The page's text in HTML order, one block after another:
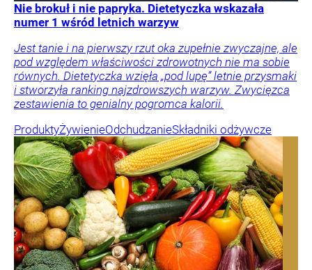
Nie brokuł i nie papryka. Dietetyczka wskazała
numer 1 wśród letnich warzyw
Jest tanie i na pierwszy rzut oka zupełnie zwyczajne, ale
pod względem właściwości zdrowotnych nie ma sobie
równych. Dietetyczka wzięła „pod lupę” letnie przysmaki
i stworzyła ranking najzdrowszych warzyw. Zwycięzca
zestawienia to genialny pogromca kalorii.
ProduktyŻywienieOdchudzanieSkładniki odżywcze